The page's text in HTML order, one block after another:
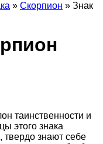
» Скорпион » Знак
таинственности и
этого знака
твердо знают себе